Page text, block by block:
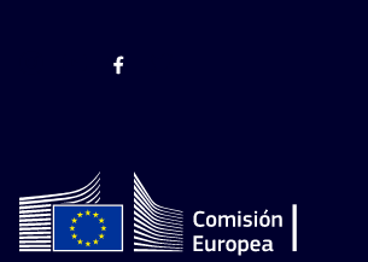
@ComisionEuropea
Espacio Europa
Comisión Europea en España